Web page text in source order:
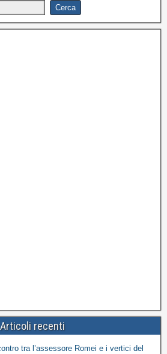
Articoli recenti
tra l’assessore Romei e i vertici del